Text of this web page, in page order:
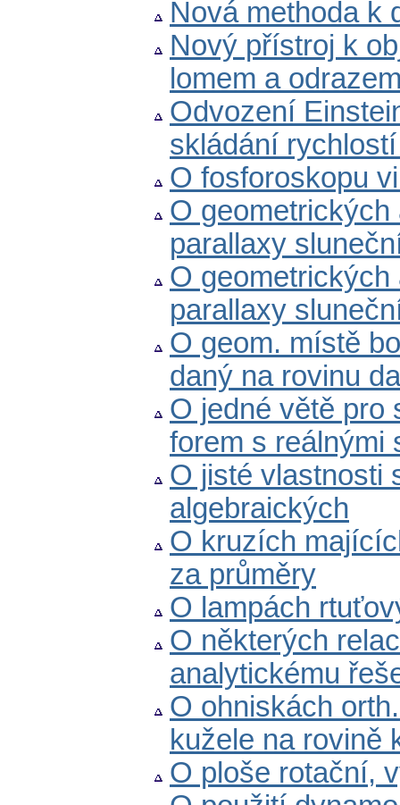
Nová methoda k
Nový přístroj k
lomem a
Odvození
skládání
O fosforoskopu
O
parallaxy
O
parallaxy
O geom. místě
daný na rovinu
O jedné větě pro
forem s reálnými
O jisté vlastnosti
algebraických
O kruzích
za průměry
O lampách
O některých
analytickému
O ohniskách
kužele na rovině
O ploše rotační,